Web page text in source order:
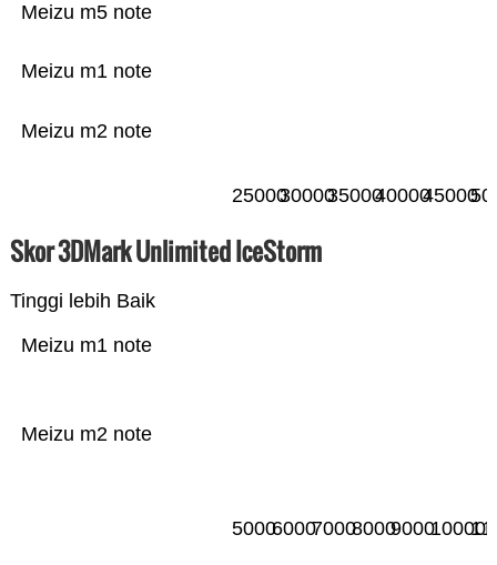
Meizu m2 note
Meizu m1 note
Meizu m5 note
2500030000350004000045000
Skor 3DMark Unlimited IceStorm
Tinggi lebih Baik
Meizu m2 note
Meizu m1 note
5000600070008000900010000